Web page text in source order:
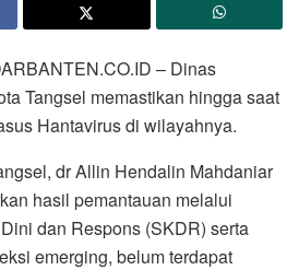
– Dinas
Tangsel memastikan hingga saat
Hantavirus di wilayahnya.
dr Allin Hendalin Mahdaniar
hasil pemantauan melalui
dan Respons (SKDR) serta
emerging, belum terdapat